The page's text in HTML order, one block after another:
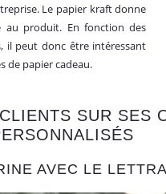
Le papier kraft donne
au produit. En fonction des
il peut donc être intéressant
de papier cadeau.
SUR SES
AVEC LE